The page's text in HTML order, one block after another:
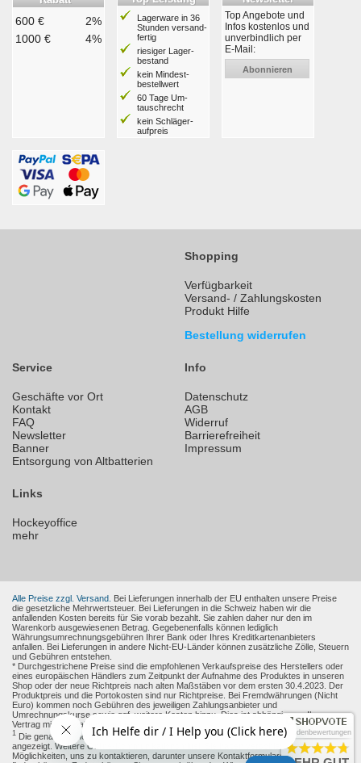
600 €
2%
1000 €
4%
Lagerware in 36
Stunden ver­sand­
fertig
riesiger Lager­
bestand
kein Mindest­
bestell­wert
60 Tage Um­
tausch­recht
kein Schläger­
aufpreis
Top Angebote und
Infos kostenlos und
unverbindlich per
E-Mail:
Abonnieren
Shopping
Verfügbarkeit
Versand- / Zahlungskosten
Produkt Hilfe
Bestellung widerrufen
Service
Geschäfte vor Ort
Kontakt
FAQ
Newsletter
Banner
Entsorgung von Altbatterien
Info
Datenschutz
AGB
Widerruf
Barrierefreiheit
Impressum
Links
Hockeyoffice
mehr
Alle Preise zzgl. Versand. Bei Lieferungen innerhalb der EU enthalten unsere Preise
die gesetzliche Mehrwertsteuer. Bei Lieferungen in die Schweiz haben wir die
anfallenden Kosten bereits für Sie vorab bezahlt. Sie zahlen daher nur den im
Warenkorb ausgewiesenen Betrag. Gegebenenfalls können lediglich
Währungsumrechnungsgebühren Ihrer Bank oder Ihres Kreditkartenanbieters
anfallen. Bei Lieferungen in andere Nicht-EU-Länder können zusätzliche Zölle, Steuern
und Gebühren entstehen.
* Durchgestrichene Preise sind die empfohlenen Verkaufspreise des Herstellers oder
eines europäischen Händlers zum Zeitpunkt der Aufnahme des Produktes in unseren
Shop oder der neue Richtpreis nach alten Maßstäben vor dem ersten 30.4.2023. Der
Produktpreis und die Portokosten sind nur Richtpreise. Bei Fremdwährungen (Nicht
Euro) kommen noch Gebühren des jeweiligen Zahlungsanbieter und
Umrechnungskurse sowie ggf. weitere Kosten hinzu. Dies ist abhängig von Ihren
Vertrag mit den Zahlungsanbieter.
1 Die genaue Höhe des Rabattes wird Ihnen auf der Produkt-Seite und im Warenkorb
angezeigt. Weitere Online-Kommunikationsmittel: Sie haben verschiedene
Möglichkeiten, uns zu kontaktieren, darunter unsere Kontaktformulare, die Siehier
Kundenbewertungen